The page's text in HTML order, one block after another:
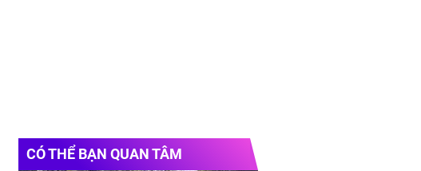
CÓ THỂ BẠN QUAN TÂM